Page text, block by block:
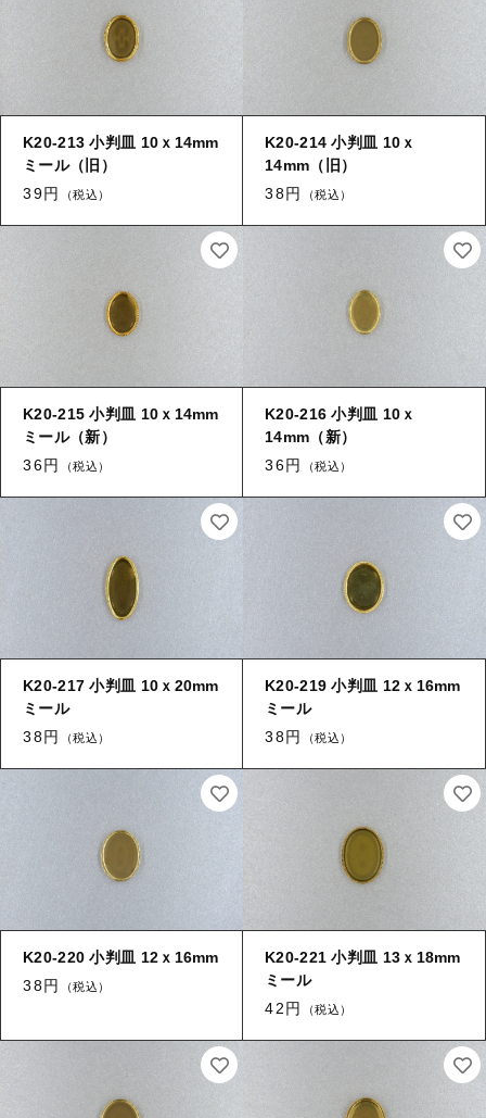
K20-213 小判皿 10ｘ14mm
ミール（旧）
39円
（税込）
K20-214 小判皿 10ｘ
14mm（旧）
38円
（税込）
K20-215 小判皿 10ｘ14mm
ミール（新）
36円
（税込）
K20-216 小判皿 10ｘ
14mm（新）
36円
（税込）
K20-217 小判皿 10ｘ20mm
ミール
38円
（税込）
K20-219 小判皿 12ｘ16mm
ミール
38円
（税込）
K20-220 小判皿 12ｘ16mm
38円
（税込）
K20-221 小判皿 13ｘ18mm
ミール
42円
（税込）
【留め金具】 スティックピン
【留め金具】 ヘア留め
【留め金具】 カブトピン
【留め金具】 エスカルゴ
【留め金具】 パイプ
【留め金具】 玉環・舟環
【留め金具】 ツナギ環
【留め金具】 服飾
【留め金具】 ネックレス用金具・エリ吊り
ヒートン・９ピン・Tピン
キャップ・エンドパーツ
≪チャーム≫
≪チャーム≫ 葉
≪チャーム≫ コイン
≪チャーム≫ 環付き
その他
【加工】 メッキ
【加工】 溶接（ロー付け）
【加工】 穴あけ・ヤブリ
【留め金具】 蝶タック
【留め金具】 タイタック
【留め金具】 スライダー
【留め金具】 スカーフ留め
【留め金具】 スティックピン
【留め金具】 帯留め
【留め金具】 紐止め・コの字
【留め金具】 ヘア留め
【留め金具】 ブレスレットパーツ
【留め金具】 エスカルゴ
【留め金具】 パイプ
【留め金具】 玉環・舟環
【留め金具】 ツナギ環
【留め金具】 服飾
【留め金具】 ネックレス用金具・エリ吊り
ヒートン・９ピン・Tピン